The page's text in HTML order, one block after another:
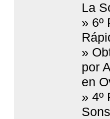
La
» 6º
»
por
en
» 4º